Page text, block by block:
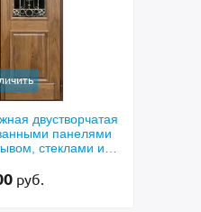
двустворчатая
панелями
стеклами и
руб.